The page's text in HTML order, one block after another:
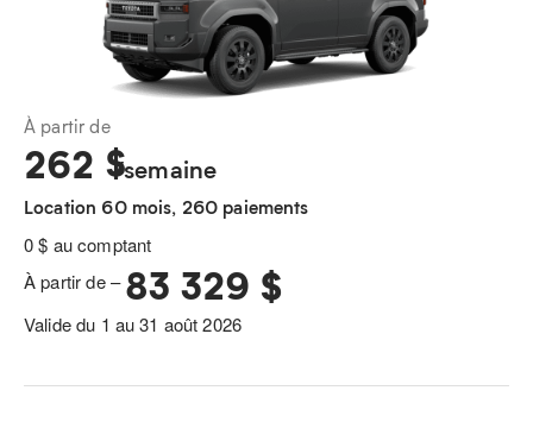
À partir de
262 $/semaine
Location 60 mois, 260 paiements
0 $ au comptant
À partir de –83 329 $
Valide du 1 au 31 août 2026